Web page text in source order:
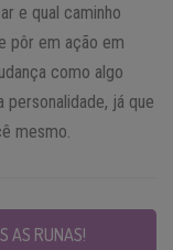
e qual caminho
pôr em ação em
como algo
já que
mesmo.
AS RUNAS!